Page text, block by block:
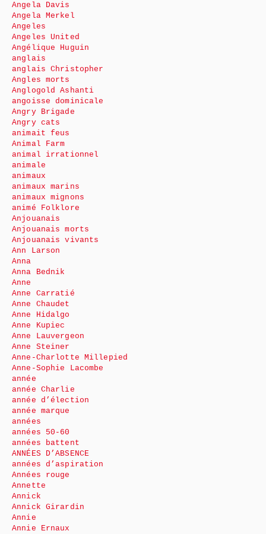
Angela Davis
Angela Merkel
Angeles
Angeles United
Angélique Huguin
anglais
anglais Christopher
Angles morts
Anglogold Ashanti
angoisse dominicale
Angry Brigade
Angry cats
animait feus
Animal Farm
animal irrationnel
animale
animaux
animaux marins
animaux mignons
animé Folklore
Anjouanais
Anjouanais morts
Anjouanais vivants
Ann Larson
Anna
Anna Bednik
Anne
Anne Carratié
Anne Chaudet
Anne Hidalgo
Anne Kupiec
Anne Lauvergeon
Anne Steiner
Anne-Charlotte Millepied
Anne-Sophie Lacombe
année
année Charlie
année d’élection
année marque
années
années 50-60
années battent
ANNÉES D’ABSENCE
années d’aspiration
Années rouge
Annette
Annick
Annick Girardin
Annie
Annie Ernaux